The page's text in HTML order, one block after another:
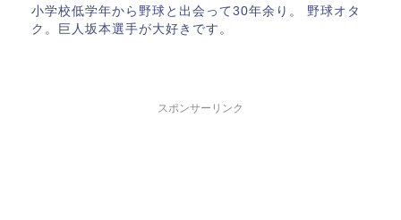
小学校低学年から野球と出会って30年余り。 野球オタ
ク。巨人坂本選手が大好きです。
スポンサーリンク